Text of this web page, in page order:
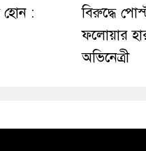
হোন :
বিরুদ্ধে
ফলোয়ার
অভিনেত্রী